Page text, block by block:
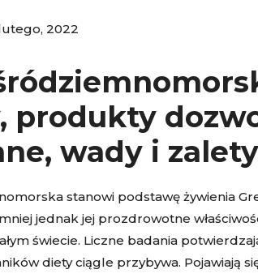
2022
produkty
wady i zalety
stanowi podstawę żywienia
jednak jej prozdrowotne
świecie. Liczne badania
diety ciągle przybywa. Pojawiają